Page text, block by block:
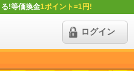
!等価換金1ポイント=1円!
ログイン